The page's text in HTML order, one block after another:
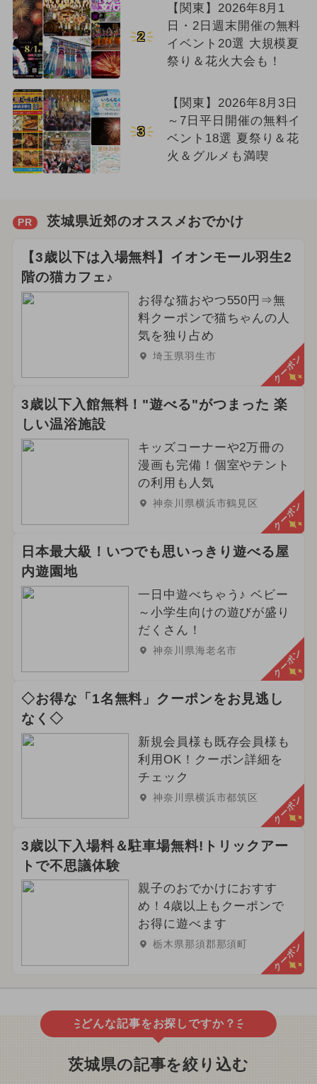
2
【関東】2026年8月1
日・2日週末開催の無料
イベント20選 大規模夏
祭り＆花火大会も！
3
【関東】2026年8月3日
～7日平日開催の無料イ
ベント18選 夏祭り＆花
火＆グルメも満喫
PR 茨城県近郊のオススメおでかけ
【3歳以下は入場無料】イオンモール羽生2
階の猫カフェ♪
お得な猫おやつ550円⇒無
料クーポンで猫ちゃんの人
気を独り占め
埼玉県羽生市 クーポン
3歳以下入館無料！"遊べる"がつまった 楽
しい温浴施設
キッズコーナーや2万冊の
漫画も完備！個室やテント
の利用も人気
神奈川県横浜市鶴見区 クーポン
日本最大級！いつでも思いっきり遊べる屋
内遊園地
一日中遊べちゃう♪ ベビー
～小学生向けの遊びが盛り
だくさん！
神奈川県海老名市 クーポン
◇お得な「1名無料」クーポンをお見逃し
なく◇
新規会員様も既存会員様も
利用OK！クーポン詳細を
チェック
神奈川県横浜市都筑区 クーポン
3歳以下入場料＆駐車場無料!トリックアー
トで不思議体験
親子のおでかけにおすす
め！4歳以上もクーポンで
お得に遊べます
栃木県那須郡那須町 クーポン
どんな記事をお探しですか？
茨城県の記事を絞り込む